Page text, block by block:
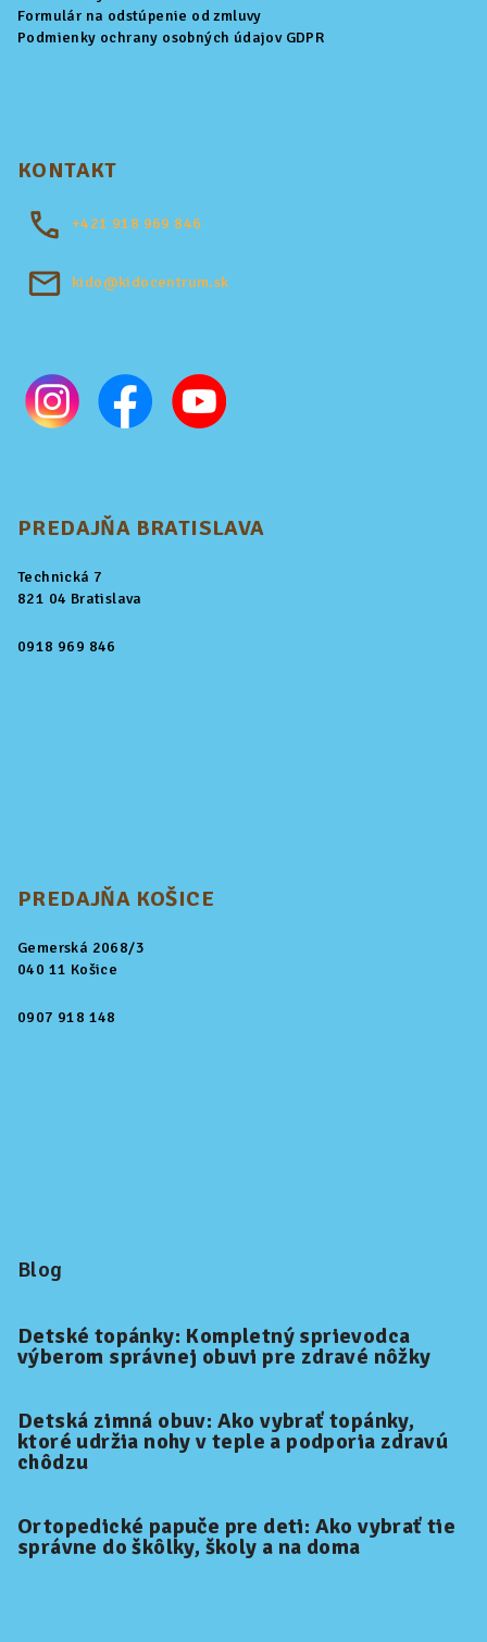
Formulár na odstúpenie od zmluvy
Podmienky ochrany osobných údajov GDPR
KONTAKT
+421 918 969 846
kido@kidocentrum.sk
PREDAJŇA BRATISLAVA
Technická 7
821 04 Bratislava
0918 969 846
PREDAJŇA KOŠICE
Gemerská 2068/3
040 11 Košice
0907 918 148
Blog
Detské topánky: Kompletný sprievodca
výberom správnej obuvi pre zdravé nôžky
Detská zimná obuv: Ako vybrať topánky,
ktoré udržia nohy v teple a podporia zdravú
chôdzu
Ortopedické papuče pre deti: Ako vybrať tie
správne do škôlky, školy a na doma